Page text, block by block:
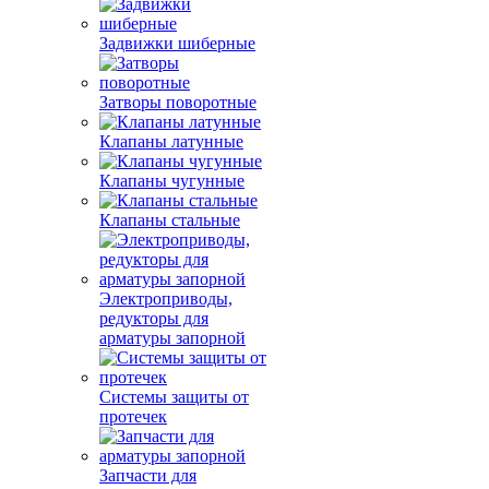
Задвижки шиберные
Затворы поворотные
Клапаны латунные
Клапаны чугунные
Клапаны стальные
Электроприводы,
редукторы для
арматуры запорной
Системы защиты от
протечек
Запчасти для